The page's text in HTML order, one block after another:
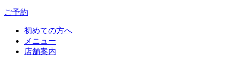
ご予約
初めての方へ
メニュー
店舗案内